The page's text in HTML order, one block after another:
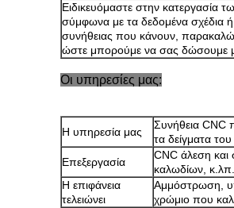
Ειδικευόμαστε στην κατεργασία
σύμφωνα με τα δεδομένα σχέδια ή
συνήθειας που κάνουν, παρακαλώ
ώστε μπορούμε να σας δώσουμε
Οι υπηρεσίες μας:
Η υπηρεσία μας
Συνήθεια CNC
τα δείγματα
Επεξεργασία
CNC άλεση και
καλωδίων, κ.λπ.
Η επιφάνεια
τελειώνει
Αμμόστρωση,
χρώμιο που